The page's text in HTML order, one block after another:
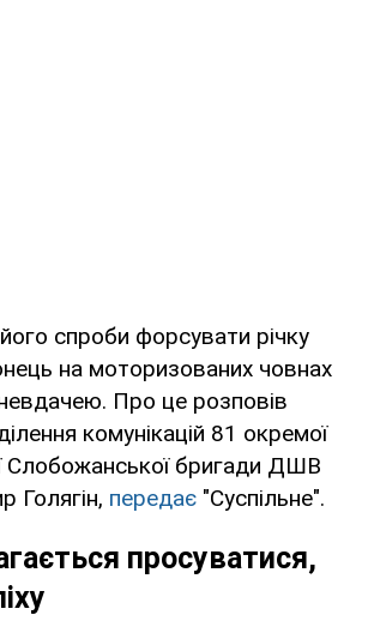
спроби форсувати річку
на моторизованих човнах
Про це розповів
комунікацій 81 окремої
Слобожанської бригади ДШВ
Голягін, передає "Суспільне".
просуватися,